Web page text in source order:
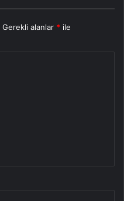
Gerekli alanlar * ile